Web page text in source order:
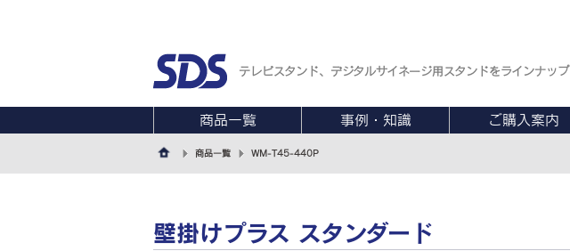
テレビスタンド、デジタルサイネージ用スタンドをラインナップ
商品一覧 事例・知識 ご購入案内
商品一覧 WM-T45-440P
壁掛けプラス スタンダード